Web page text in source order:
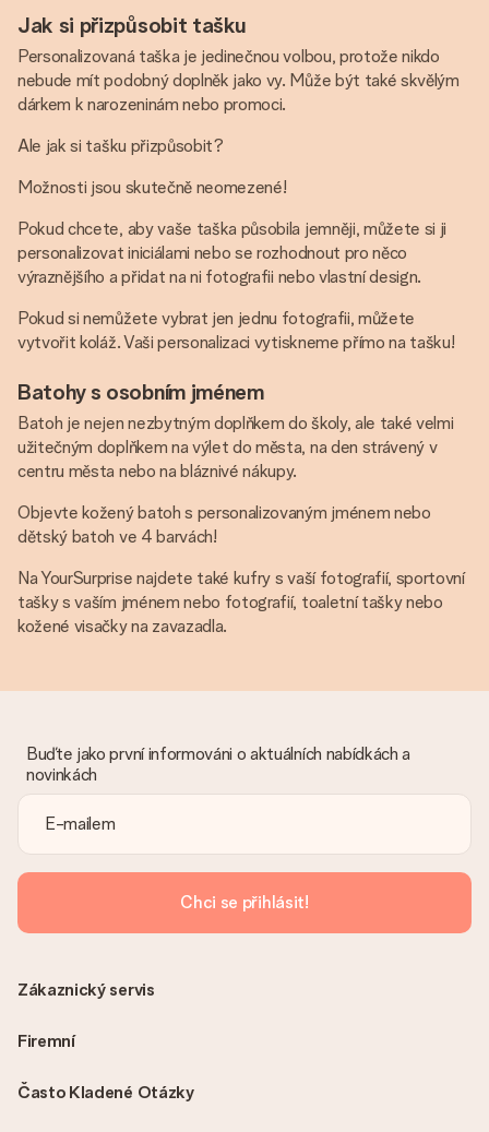
Jak si přizpůsobit tašku
Personalizovaná taška je jedinečnou volbou, protože nikdo
nebude mít podobný doplněk jako vy. Může být také skvělým
dárkem k narozeninám nebo promoci.
Ale jak si tašku přizpůsobit?
Možnosti jsou skutečně neomezené!
Pokud chcete, aby vaše taška působila jemněji, můžete si ji
personalizovat iniciálami nebo se rozhodnout pro něco
výraznějšího a přidat na ni fotografii nebo vlastní design.
Pokud si nemůžete vybrat jen jednu fotografii, můžete
vytvořit koláž. Vaši personalizaci vytiskneme přímo na tašku!
Batohy s osobním jménem
Batoh je nejen nezbytným doplňkem do školy, ale také velmi
užitečným doplňkem na výlet do města, na den strávený v
centru města nebo na bláznivé nákupy.
Objevte kožený batoh s personalizovaným jménem nebo
dětský batoh ve 4 barvách!
Na YourSurprise najdete také kufry s vaší fotografií, sportovní
tašky s vaším jménem nebo fotografií, toaletní tašky nebo
kožené visačky na zavazadla.
Buďte jako první informováni o aktuálních nabídkách a
novinkách
Chci se přihlásit!
Často Kladené Otázky
Zákaznický servis
Firemní